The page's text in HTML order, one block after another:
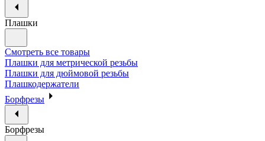
Плашки
Смотреть все товары
Плашки для метрической резьбы
Плашки для дюймовой резьбы
Плашкодержатели
Борфрезы
Борфрезы